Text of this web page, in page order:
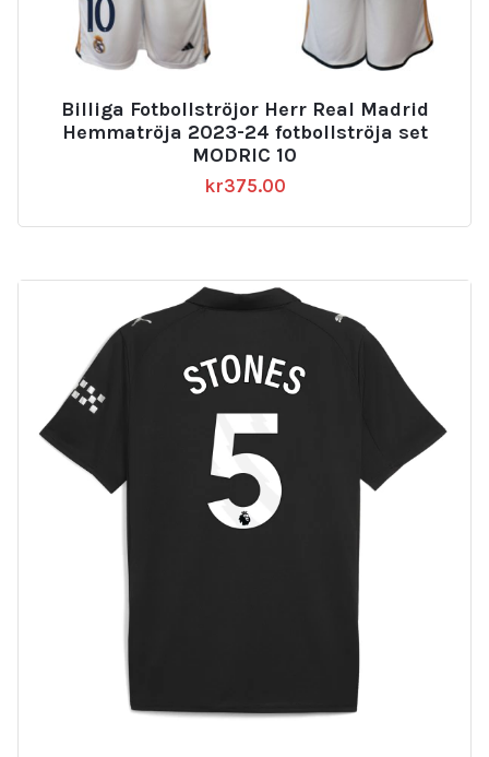
Billiga Fotbollströjor Herr Real Madrid
Hemmatröja 2023-24 fotbollströja set
MODRIC 10
kr375.00